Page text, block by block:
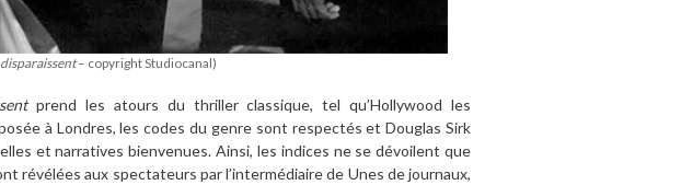
– copyright Studiocanal)
prend les atours du thriller classique, tel qu’Hollywood les
e à Londres, les codes du genre sont respectés et Douglas Sirk
et narratives bienvenues. Ainsi, les indices ne se dévoilent que
révélées aux spectateurs par l’intermédiaire de Unes de journaux,